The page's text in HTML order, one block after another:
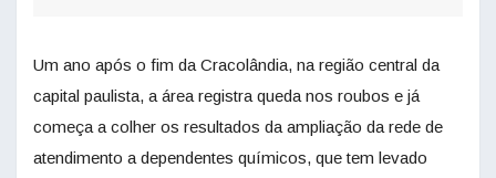
Um ano após o fim da Cracolândia, na região central da
capital paulista, a área registra queda nos roubos e já
começa a colher os resultados da ampliação da rede de
atendimento a dependentes químicos, que tem levado